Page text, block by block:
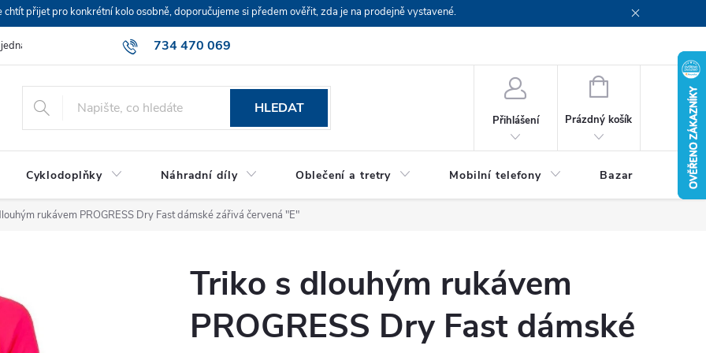
přijet pro konkrétní kolo osobně, doporučujeme si předem ověřit, zda je na prodejně vystavené.
734 470 069
HLEDAT
Přihlášení
NÁKUPNÍ
Prázdný košík
Cyklodoplňky Náhradní díly Oblečení a tretry Mobilní telefony Bazar Servis
rukávem PROGRESS Dry Fast dámské zářivá červená "E"
Triko s dlouhým rukávem
PROGRESS Dry Fast dámské